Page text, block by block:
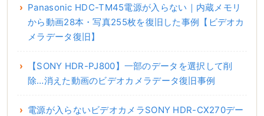
Panasonic HDC-TM45電源が入らない｜内蔵メモリ
から動画28本・写真255枚を復旧した事例【ビデオカ
メラデータ復旧】
【SONY HDR-PJ800】一部のデータを選択して削
除…消えた動画のビデオカメラデータ復旧事例
電源が入らないビデオカメラSONY HDR-CX270デー